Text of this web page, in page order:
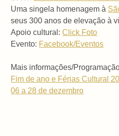
Uma singela homenagem à
seus 300 anos de elevação à
Apoio cultural:Click Foto
Evento: Facebook/Eventos
Mais informações/
Fim de ano e Férias Cultural
06 a 28 de dezembro